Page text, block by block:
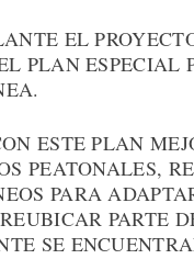
EL
PLAN ESPECIAL
ESTE PLAN
PEATONALES,
PARA
PARTE
SE